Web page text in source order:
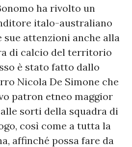
ha rivolto un
italo-australiano
attenzioni anche alla
di calcio del territorio
è stato fatto dallo
Nicola De Simone che
patron etneo maggior
sorti della squadra di
così come a tutta la
affinché possa fare da